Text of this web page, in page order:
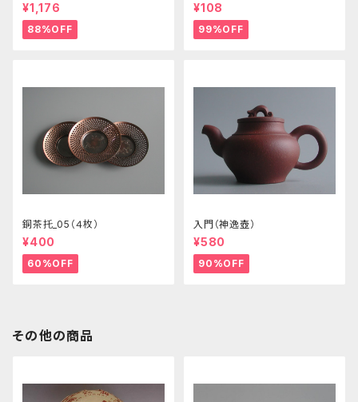
¥1,176
88%OFF
¥108
99%OFF
銅茶托_05（４枚）
¥400
60%OFF
入門（神逸壺）
¥580
90%OFF
その他の商品